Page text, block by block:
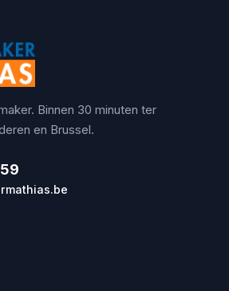
Binnen 30 minuten ter
en Brussel.